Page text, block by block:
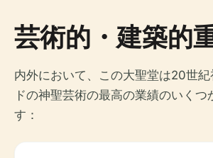
芸術的・建築的
内外において、この大聖堂は20世
ドの神聖芸術の最高の業績のいくつ
す：